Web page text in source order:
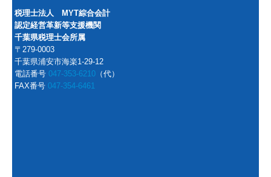
税理士法人 MYT綜合会計
認定経営革新等支援機関
千葉県税理士会所属
〒279-0003
千葉県浦安市海楽1-29-12
電話番号047-353-6210 （代）
FAX番号047-354-6461